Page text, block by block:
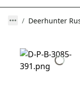
Deerhunter